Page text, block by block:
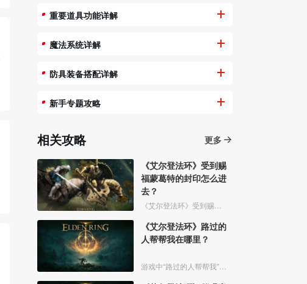
重要道具功能详解
魔法系统详解
防具装备搭配详解
新手专题攻略
相关攻略 更多
《艾尔登法环》受到赐
福蒙葛特的封印怎么进
去？
《艾尔登法环》路过的
人帮帮我在哪里？